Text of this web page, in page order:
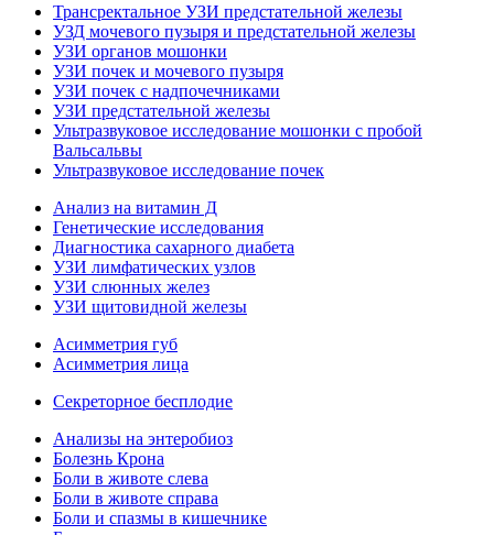
Трансректальное УЗИ предстательной железы
УЗД мочевого пузыря и предстательной железы
УЗИ органов мошонки
УЗИ почек и мочевого пузыря
УЗИ почек с надпочечниками
УЗИ предстательной железы
Ультразвуковое исследование мошонки с пробой
Вальсальвы
Ультразвуковое исследование почек
Анализ на витамин Д
Генетические исследования
Диагностика сахарного диабета
УЗИ лимфатических узлов
УЗИ слюнных желез
УЗИ щитовидной железы
Асимметрия губ
Асимметрия лица
Секреторное бесплодие
Анализы на энтеробиоз
Болезнь Крона
Боли в животе слева
Боли в животе справа
Боли и спазмы в кишечнике